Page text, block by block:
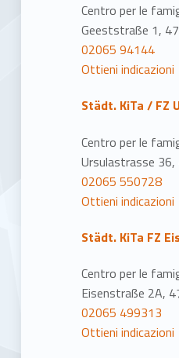
Centro per le
Geeststraße 1,
02065 94144
Ottieni indicazioni
Städt. KiTa / FZ
Centro per le
Ursulastrasse
02065 550728
Ottieni indicazioni
Städt. KiTa FZ
Centro per le
Eisenstraße 2A,
02065 499313
Ottieni indicazioni